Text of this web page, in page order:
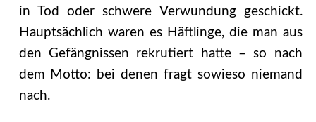
in Tod oder schwere Verwundung geschickt.
Hauptsächlich waren es Häftlinge, die man aus
den Gefängnissen rekrutiert hatte – so nach
dem Motto: bei denen fragt sowieso niemand
nach.